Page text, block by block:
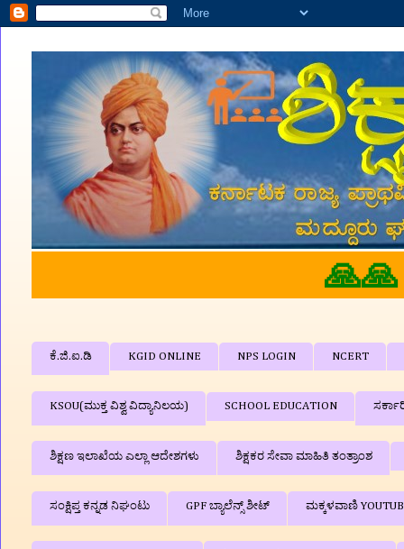
ವೇದಿಕೆ'ಗೆ ತಮಗೆ ಆತ್ಮೀಯ
ಕೆ.ಜಿ.ಐ.ಡಿ KGID ONLINE NPS LOGIN NCERT
KSOU(ಮುಕ್ತ ವಿಶ್ವ ವಿದ್ಯಾನಿಲಯ) SCHOOL EDUCATION
ಶಿಕ್ಷಣ ಇಲಾಖೆಯ ಎಲ್ಲಾ ಆದೇಶಗಳು ಶಿಕ್ಷಕರ ಸೇವಾ ಮಾಹಿತಿ ತಂತ್ರಾಂಶ
ಸಂಕ್ಷಿಪ್ತ ಕನ್ನಡ ನಿಘಂಟು GPF ಬ್ಯಾಲೆನ್ಸ್‌ ಶೀಟ್ ಮಕ್ಕಳವಾಣಿ